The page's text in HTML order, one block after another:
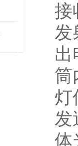
接
发
出
筒
灯
发
体